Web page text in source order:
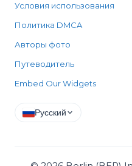
Условия использования
Политика DMCA
Авторы фото
Путеводитель
Embed Our Widgets
Русский